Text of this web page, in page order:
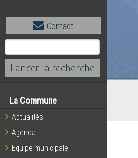
Contact
La Commune
Actualités
Agenda
Equipe municipale